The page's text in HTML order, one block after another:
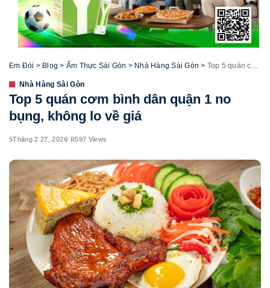
Em Đói > Blog > Ẩm Thực Sài Gòn > Nhà Hàng Sài Gòn > Top 5 quán cơm bình dân quận 1 no bụng, không lo về giá
Nhà Hàng Sài Gòn
Top 5 quán cơm bình dân quận 1 no
bụng, không lo về giá
Tháng 2 27, 2026 597 Views